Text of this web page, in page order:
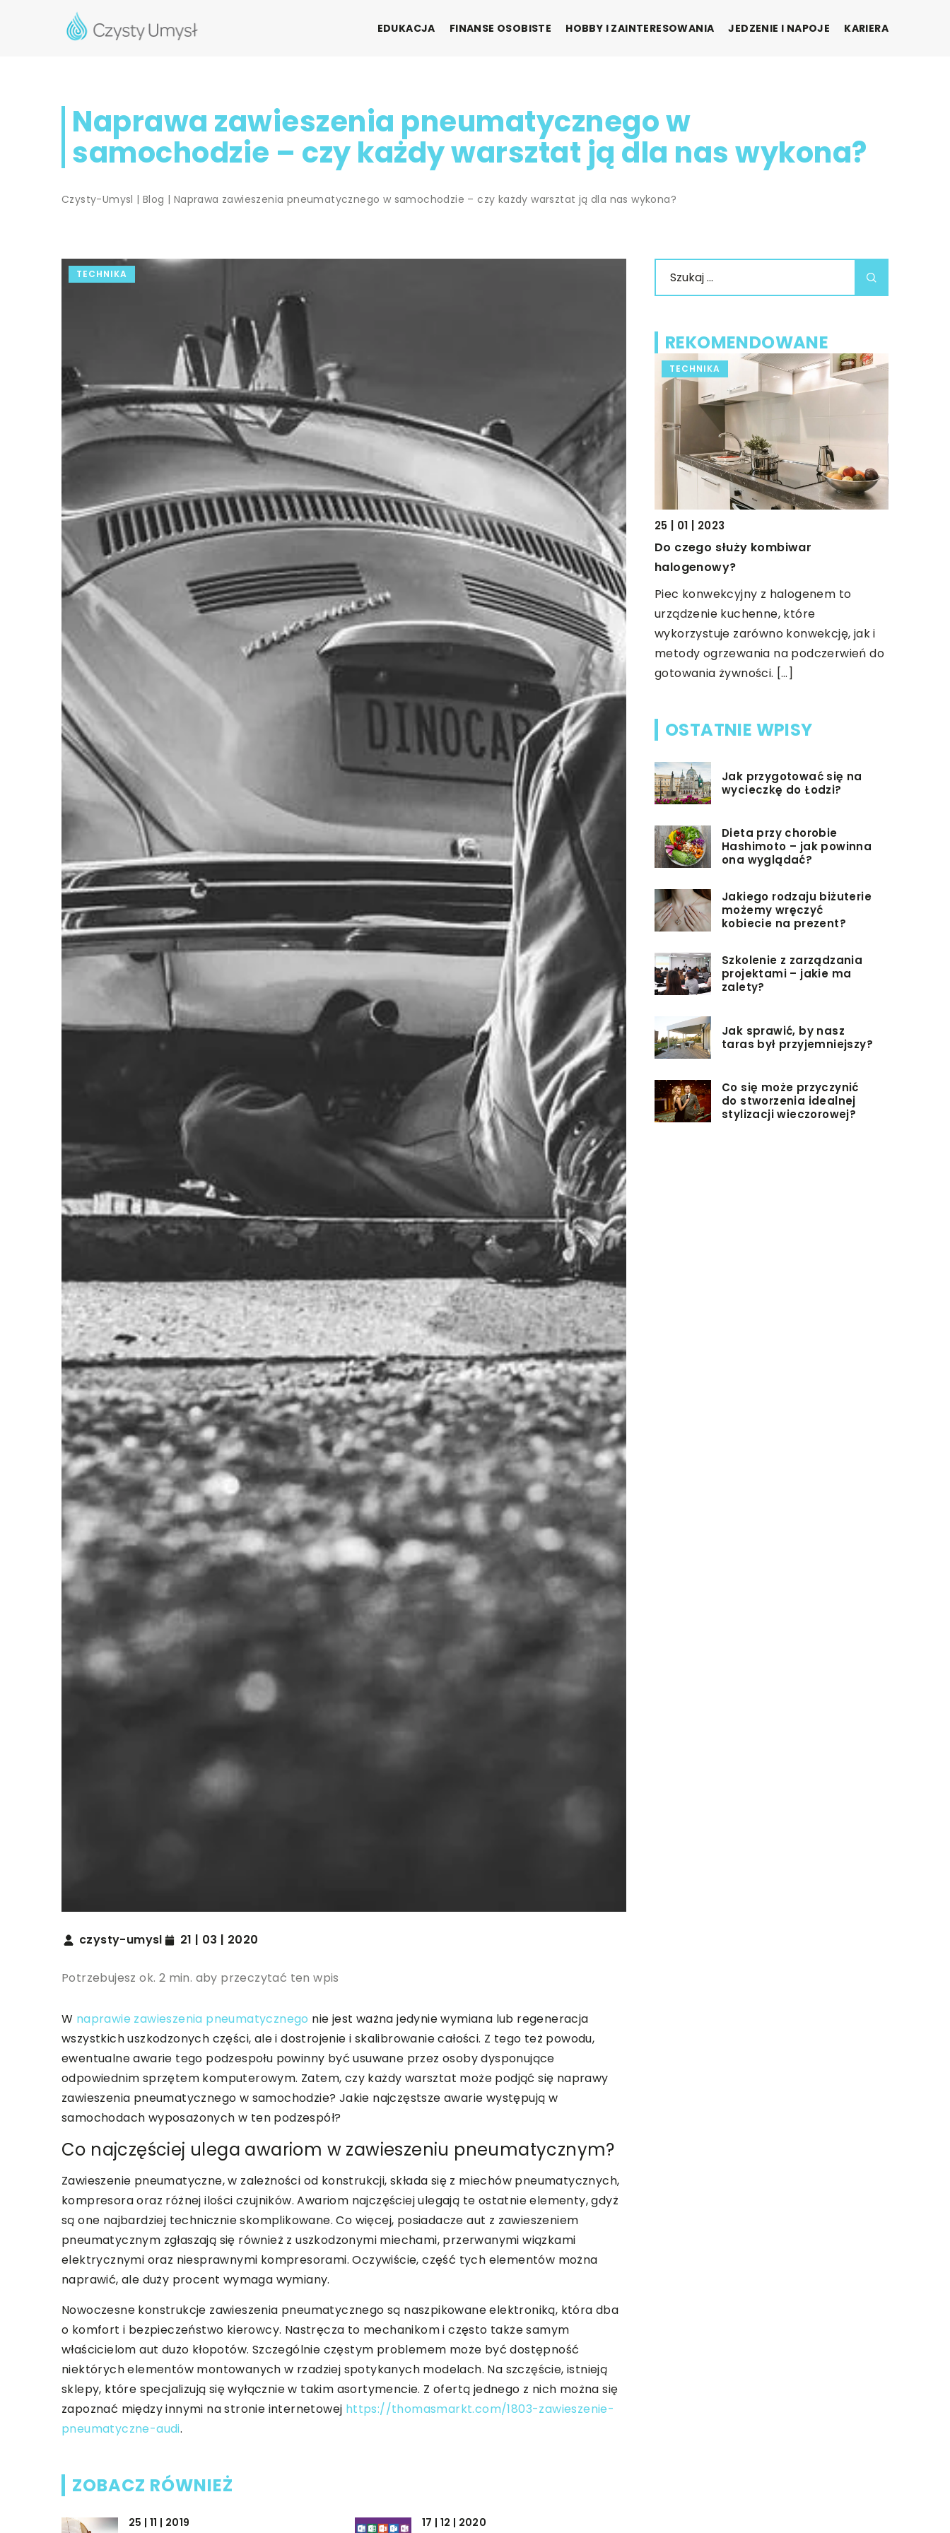
EDUKACJA FINANSE OSOBISTE HOBBY I ZAINTERESOWANIA JEDZENIE I NAPOJE KARIERA
Naprawa zawieszenia pneumatycznego w
samochodzie – czy każdy warsztat ją dla nas wykona?
Czysty-Umysl |Blog | Naprawa zawieszenia pneumatycznego w samochodzie – czy każdy warsztat ją dla nas wykona?
TECHNIKA
czysty-umysl 21 | 03 | 2020
Potrzebujesz ok. 2 min. aby przeczytać ten wpis
W naprawie zawieszenia pneumatycznego nie jest ważna jedynie wymiana lub regeneracja
wszystkich uszkodzonych części, ale i dostrojenie i skalibrowanie całości. Z tego też powodu,
ewentualne awarie tego podzespołu powinny być usuwane przez osoby dysponujące
odpowiednim sprzętem komputerowym. Zatem, czy każdy warsztat może podjąć się naprawy
zawieszenia pneumatycznego w samochodzie? Jakie najczęstsze awarie występują w
samochodach wyposażonych w ten podzespół?
Co najczęściej ulega awariom w zawieszeniu pneumatycznym?
Zawieszenie pneumatyczne, w zależności od konstrukcji, składa się z miechów pneumatycznych,
kompresora oraz różnej ilości czujników. Awariom najczęściej ulegają te ostatnie elementy, gdyż
są one najbardziej technicznie skomplikowane. Co więcej, posiadacze aut z zawieszeniem
pneumatycznym zgłaszają się również z uszkodzonymi miechami, przerwanymi wiązkami
elektrycznymi oraz niesprawnymi kompresorami. Oczywiście, część tych elementów można
naprawić, ale duży procent wymaga wymiany.
Nowoczesne konstrukcje zawieszenia pneumatycznego są naszpikowane elektroniką, która dba
o komfort i bezpieczeństwo kierowcy. Nastręcza to mechanikom i często także samym
właścicielom aut dużo kłopotów. Szczególnie częstym problemem może być dostępność
niektórych elementów montowanych w rzadziej spotykanych modelach. Na szczęście, istnieją
sklepy, które specjalizują się wyłącznie w takim asortymencie. Z ofertą jednego z nich można się
zapoznać między innymi na stronie internetowej https://thomasmarkt.com/1803-zawieszenie-
pneumatyczne-audi.
ZOBACZ RÓWNIEŻ
25 | 11 | 2019 17 | 12 | 2020
REKOMENDOWANE
FORMA I ZDROWIE
18 | 07 | 2019
Jak znaleźć dobre spa w Poznaniu?
Chwila odpoczynku i relaksu,
pozwolenie sobie na odłożenie telefonu i
zapomnienie o pracy, to obecnie jedno
z największych marzeń każdego […]
21 | 03 | 2020
Jak wybrać funkcjonalne łóżko do
sypialni?
Pomieszczenie przeznaczone do
wypoczynku powinno charakteryzować
się wysoką funkcjonalnością. Bez
problemu można jednak te użytkowe
aspekty połączyć z atrakcyjnym
TECHNIKA
25 | 01 | 2023
Do czego służy kombiwar
halogenowy?
Piec konwekcyjny z halogenem to
urządzenie kuchenne, które
wykorzystuje zarówno konwekcję, jak i
metody ogrzewania na podczerwień do
gotowania żywności. […]
OSTATNIE WPISY
Jak przygotować się na
wycieczkę do Łodzi?
Dieta przy chorobie
Hashimoto – jak powinna
ona wyglądać?
Jakiego rodzaju biżuterie
możemy wręczyć
kobiecie na prezent?
Szkolenie z zarządzania
projektami – jakie ma
zalety?
Jak sprawić, by nasz
taras był przyjemniejszy?
Co się może przyczynić
do stworzenia idealnej
stylizacji wieczorowej?